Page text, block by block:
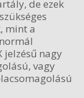
de ezek
mint a
nagy
vagy